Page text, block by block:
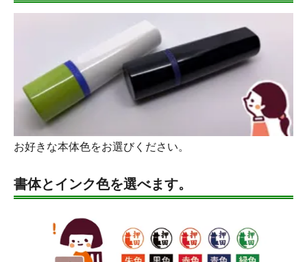
お好きな本体色をお選びください。
書体とインク色を選べます。